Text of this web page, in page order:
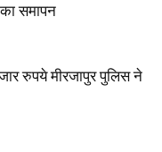
समापन
रुपये मीरजापुर पुलिस ने